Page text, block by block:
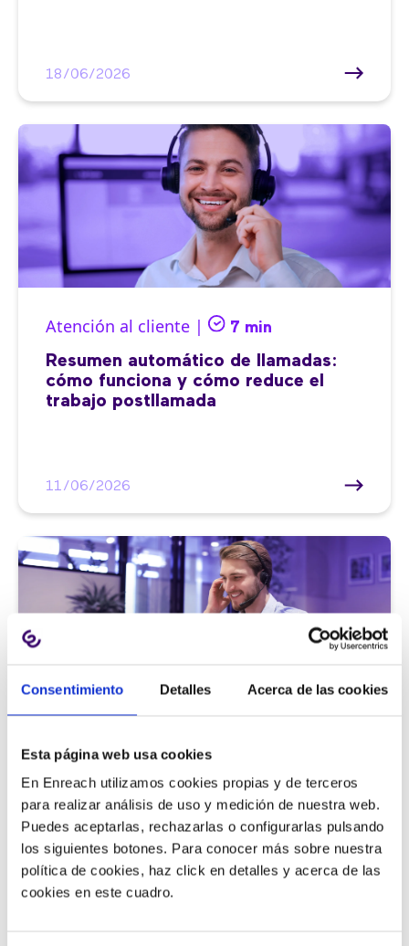
Consentimiento Detalles Acerca de las cookies
Esta página web usa cookies
En Enreach utilizamos cookies propias y de terceros
para realizar análisis de uso y medición de nuestra web.
Puedes aceptarlas, rechazarlas o configurarlas pulsando
los siguientes botones. Para conocer más sobre nuestra
política de cookies, haz click en detalles y acerca de las
cookies en este cuadro.
18/06/2026
Atención al cliente | 7 min
Resumen automático de llamadas:
cómo funciona y cómo reduce el
trabajo postllamada
11/06/2026
9 métricas de call center para medir
la satisfacción del cliente
11/06/2026